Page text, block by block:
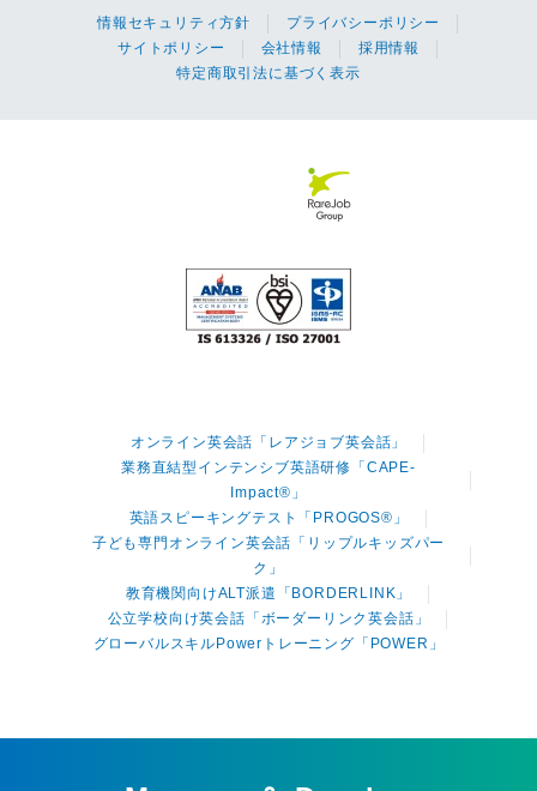
情報セキュリティ方針
プライバシーポリシー
サイトポリシー
会社情報
採用情報
特定商取引法に基づく表示
オンライン英会話「レアジョブ英会話」
業務直結型インテンシブ英語研修「CAPE-
Impact®」
英語スピーキングテスト「PROGOS®」
子ども専門オンライン英会話「リップルキッズパー
ク」
教育機関向けALT派遣「BORDERLINK」
公立学校向け英会話「ボーダーリンク英会話」
グローバルスキルPowerトレーニング「POWER」